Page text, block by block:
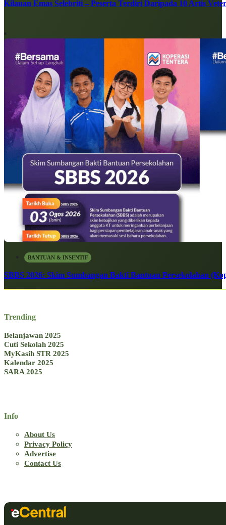
Kilauan Emas Selebriti – Peserta Terdiri Daripada 10 Artis
BANTUAN & INSENTIF
SBBS 2026: Skim Sumbangan Bakti Bantuan Persekolahan
Trending
Belanjawan 2025
Cuti Sekolah 2025
MyKasih STR 2025
Kalendar 2025
SARA 2025
Info
About Us
Privacy Policy
Advertise
Contact Us